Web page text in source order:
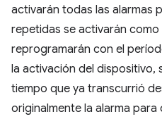
activarán todas las alarmas
repetidas se activarán como
reprogramarán con el
la activación del dispositivo,
tiempo que ya transcurrió
originalmente la alarma para